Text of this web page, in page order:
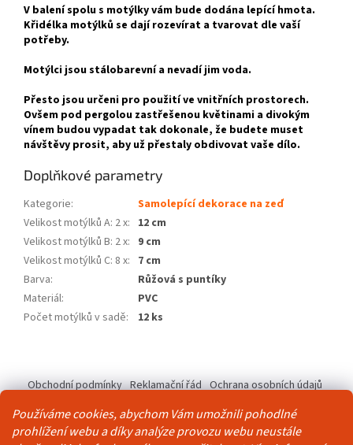
Používáme cookies, abychom Vám umožnili pohodlné
prohlížení webu a díky analýze provozu webu neustále
V balení spolu s motýlky vám bude dodána lepící hmota.
Křidélka motýlků se dají rozevírat a tvarovat dle vaší
potřeby.
Motýlci jsou stálobarevní a nevadí jim voda.
Přesto jsou určeni pro použití ve vnitřních prostorech.
Ovšem pod pergolou zastřešenou květinami a divokým
vínem budou vypadat tak dokonale, že budete muset
návštěvy prosit, aby už přestaly obdivovat vaše dílo.
Doplňkové parametry
Kategorie:
Samolepící dekorace na zeď
Velikost motýlků A: 2 x: 12 cm
Velikost motýlků B: 2 x: 9 cm
Velikost motýlků C: 8 x: 7 cm
Barva:
Růžová s puntíky
Materiál:
PVC
Počet motýlků v sadě: 12 ks
p
Obchodní podmínky Reklamační řád Ochrana osobních údajů